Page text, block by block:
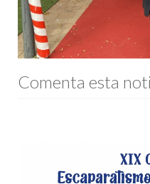
Comenta esta